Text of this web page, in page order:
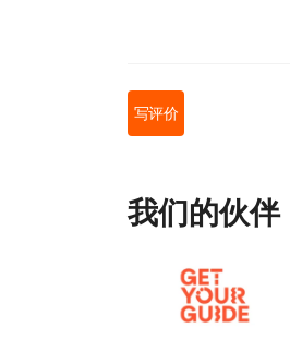
写评价
我们的伙伴